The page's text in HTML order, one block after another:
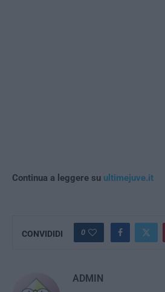
Continua a leggere su ultimejuve.it
CONVIDIDI 0
ADMIN